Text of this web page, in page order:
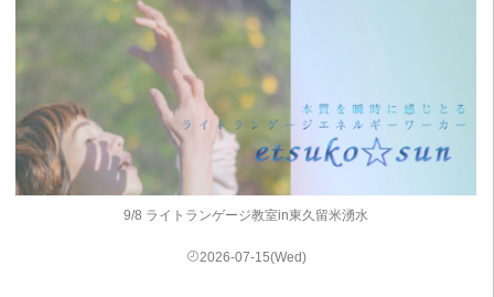
9/8 ライトランゲージ教室in東久留米湧水
2026-07-15(Wed)